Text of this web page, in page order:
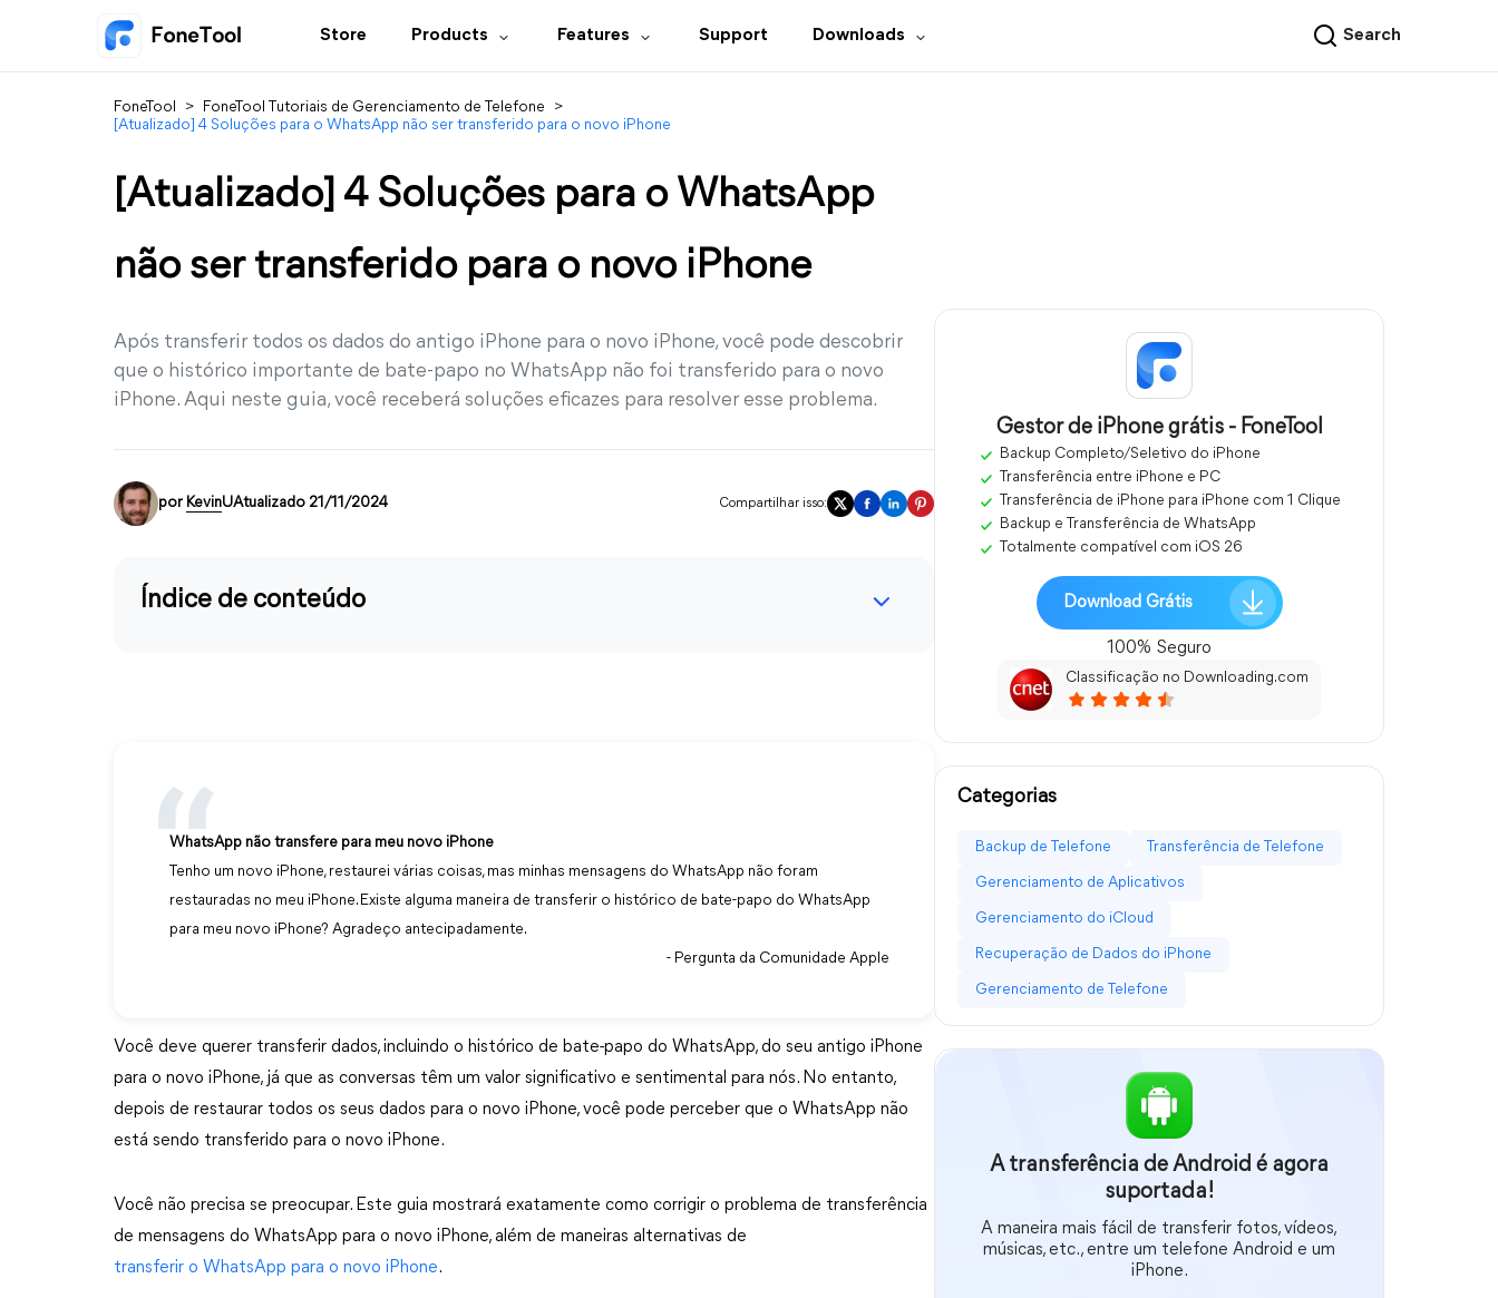
Store Products Features Support Downloads Search
FoneTool > FoneTool Tutoriais de Gerenciamento de Telefone
>
[Atualizado] 4 Soluções para o WhatsApp não ser transferido para o novo iPhone
[Atualizado] 4 Soluções para o WhatsApp
não ser transferido para o novo iPhone
Após transferir todos os dados do antigo iPhone para o novo iPhone, você pode descobrir
que o histórico importante de bate-papo no WhatsApp não foi transferido para o novo
iPhone. Aqui neste guia, você receberá soluções eficazes para resolver esse problema.
por KevinUAtualizado 21/11/2024 Compartilhar isso:
Índice de conteúdo
WhatsApp não transfere para meu novo iPhone
Tenho um novo iPhone, restaurei várias coisas, mas minhas mensagens do WhatsApp não foram
restauradas no meu iPhone. Existe alguma maneira de transferir o histórico de bate-papo do WhatsApp
para meu novo iPhone? Agradeço antecipadamente.
- Pergunta da Comunidade Apple
Você deve querer transferir dados, incluindo o histórico de bate-papo do WhatsApp, do seu antigo iPhone
para o novo iPhone, já que as conversas têm um valor significativo e sentimental para nós. No entanto,
depois de restaurar todos os seus dados para o novo iPhone, você pode perceber que o WhatsApp não
está sendo transferido para o novo iPhone.
Você não precisa se preocupar. Este guia mostrará exatamente como corrigir o problema de transferência
de mensagens do WhatsApp para o novo iPhone, além de maneiras alternativas de
transferir o WhatsApp para o novo iPhone.
Gestor de iPhone grátis - FoneTool
Backup Completo/Seletivo do iPhone
Transferência entre iPhone e PC
Transferência de iPhone para iPhone com 1 Clique
Backup e Transferência de WhatsApp
Totalmente compatível com iOS 26
Download Grátis
100% Seguro
Classificação no Downloading.com
Categorias
Backup de Telefone Transferência de Telefone
Gerenciamento de Aplicativos
Gerenciamento do iCloud
Recuperação de Dados do iPhone
Gerenciamento de Telefone
A transferência de Android é agora
suportada!
A maneira mais fácil de transferir fotos, vídeos,
músicas, etc., entre um telefone Android e um
iPhone.